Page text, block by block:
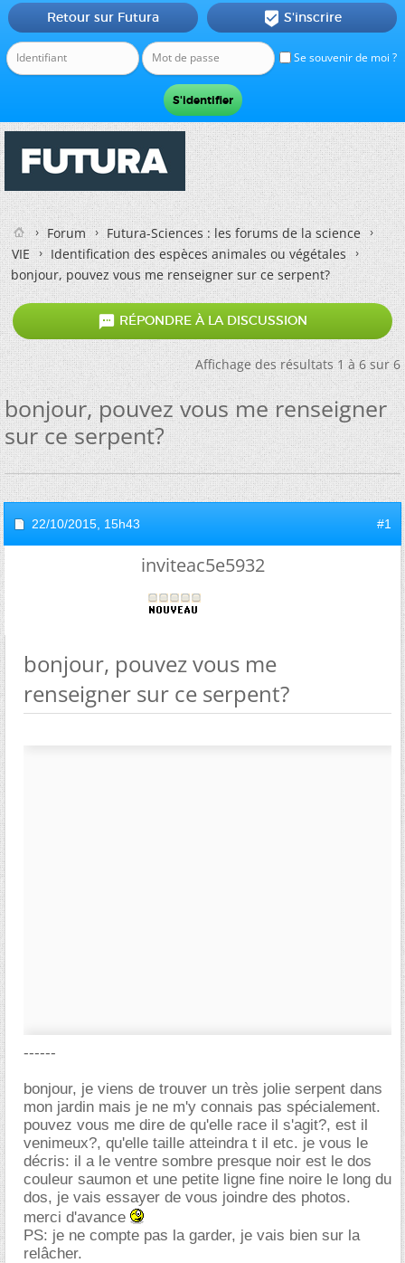
Se souvenir de moi ?
Retour sur Futura  S'inscrire
Forum
Futura-Sciences : les forums de la science
VIE
Identification des espèces animales ou végétales
bonjour, pouvez vous me renseigner sur ce serpent?
 RÉPONDRE À LA DISCUSSION
Affichage des résultats 1 à 6 sur 6
bonjour, pouvez vous me renseigner
sur ce serpent?
22/10/2015, 15h43 #1
inviteac5e5932
bonjour, pouvez vous me
renseigner sur ce serpent?
------
bonjour, je viens de trouver un très jolie serpent dans
mon jardin mais je ne m'y connais pas spécialement.
pouvez vous me dire de qu'elle race il s'agit?, est il
venimeux?, qu'elle taille atteindra t il etc. je vous le
décris: il a le ventre sombre presque noir est le dos
couleur saumon et une petite ligne fine noire le long du
dos, je vais essayer de vous joindre des photos.
merci d'avance
PS: je ne compte pas la garder, je vais bien sur la
relâcher.